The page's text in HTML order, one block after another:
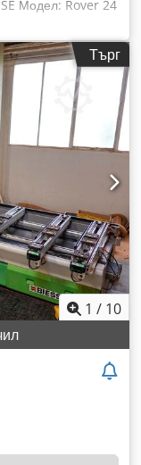
Модел: Rover 24
16171
ток: 59 A
бара
3450 кг Chodjzrv
Търг
1 / 10